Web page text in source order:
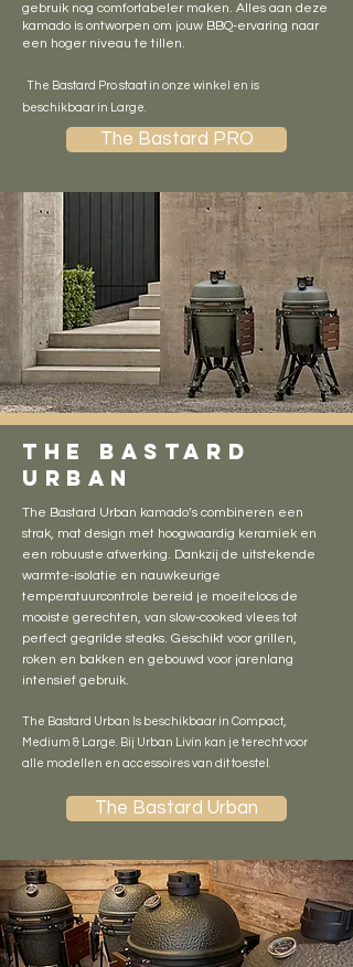
gebruik nog comfortabeler maken. Alles aan deze
kamado is ontworpen om jouw BBQ-ervaring naar
een hoger niveau te tillen.
The Bastard Pro staat in onze winkel en is
beschikbaar in Large.
The Bastard PRO
the bastard
urban
The Bastard Urban kamado’s combineren een
strak, mat design met hoogwaardig keramiek en
een robuuste afwerking. Dankzij de uitstekende
warmte-isolatie en nauwkeurige
temperatuurcontrole bereid je moeiteloos de
mooiste gerechten, van slow-cooked vlees tot
perfect gegrilde steaks. Geschikt voor grillen,
roken en bakken en gebouwd voor jarenlang
intensief gebruik.
The Bastard Urban Is beschikbaar in Compact,
Medium & Large. Bij Urban Livin kan je terecht voor
alle modellen en accessoires van dit toestel.
The Bastard Urban